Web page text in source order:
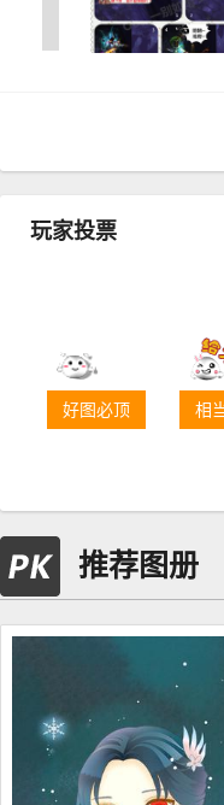
玩家投票
好图必顶 相
推荐图册